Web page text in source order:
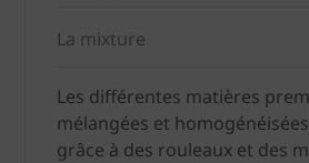
La mixture
Les différentes matières
mélangées et
grâce à des rouleaux et des